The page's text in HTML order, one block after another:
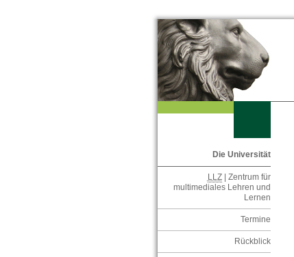
Die Universität
LLZ| Zentrum für
multimediales Lehren und
Lernen
Termine
Rückblick